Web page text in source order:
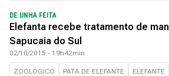
DE UNHA FEITA
Elefanta recebe tratamento de
Sapucaia do Sul
02/10/2015 - 19h42min
ZOOLÓGICO PATA DE ELEFANTE ELEFANTE